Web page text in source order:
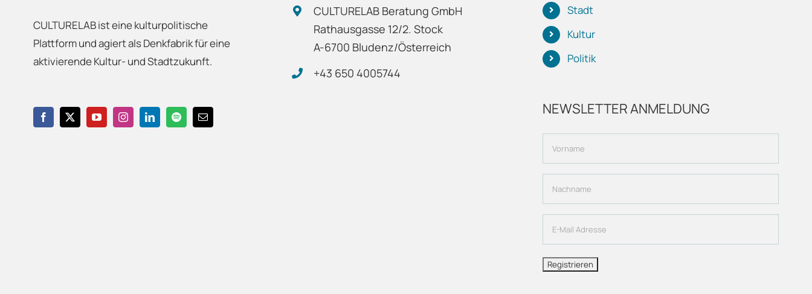
CULTURELAB ist eine kulturpolitische
Plattform und agiert als Denkfabrik für eine
aktivierende Kultur- und Stadtzukunft.
CULTURELAB Beratung GmbH
Rathausgasse 12/2. Stock
A-6700 Bludenz/Österreich
+43 650 4005744
Stadt
Kultur
Politik
NEWSLETTER ANMELDUNG